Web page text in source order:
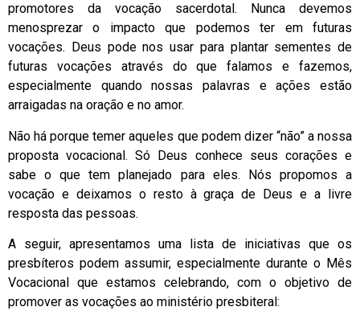
promotores da vocação sacerdotal. Nunca devemos
menosprezar o impacto que podemos ter em futuras
vocações. Deus pode nos usar para plantar sementes de
futuras vocações através do que falamos e fazemos,
especialmente quando nossas palavras e ações estão
arraigadas na oração e no amor.
Não há porque temer aqueles que podem dizer “não” a nossa
proposta vocacional. Só Deus conhece seus corações e
sabe o que tem planejado para eles. Nós propomos a
vocação e deixamos o resto à graça de Deus e a livre
resposta das pessoas.
A seguir, apresentamos uma lista de iniciativas que os
presbíteros podem assumir, especialmente durante o Mês
Vocacional que estamos celebrando, com o objetivo de
promover as vocações ao ministério presbiteral: